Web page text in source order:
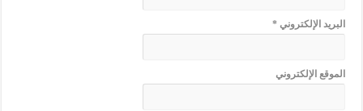
البريد الإلكتروني*
الموقع الإلكتروني